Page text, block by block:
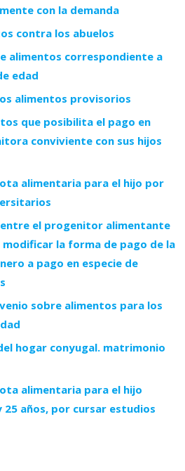
con la demanda
contra los abuelos
alimentos correspondiente a
edad
alimentos provisorios
que posibilita el pago en
conviviente con sus hijos
alimentaria para el hijo por
el progenitor alimentante
la forma de pago de la
a pago en especie de
sobre alimentos para los
hogar conyugal. matrimonio
alimentaria para el hijo
25 años, por cursar estudios